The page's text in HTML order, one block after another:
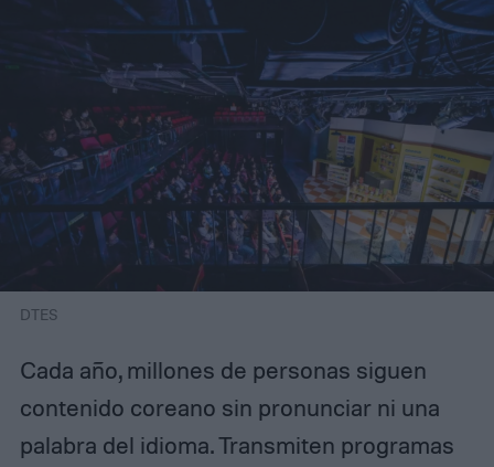
DTES
Cada año, millones de personas siguen
contenido coreano sin pronunciar ni una
palabra del idioma. Transmiten programas